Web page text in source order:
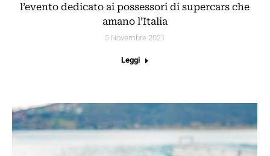
l’evento dedicato ai possessori di supercars che
amano l’Italia
5 Novembre 2021
Leggi